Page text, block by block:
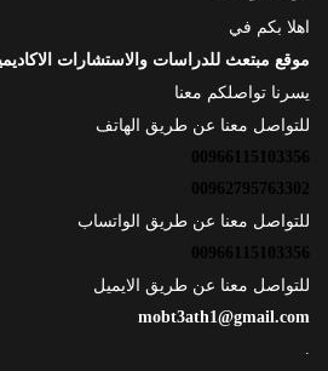
اهلا بكم في
موقع مبتعث للدراسات والاستشارات
يسرنا تواصلكم معنا
للتواصل معنا عن طريق الهاتف
00966115103356
00962795763302
للتواصل معنا عن طريق الواتساب
00966115103356
للتواصل معنا عن طريق الايميل
mobt3ath1@gmail.com
.